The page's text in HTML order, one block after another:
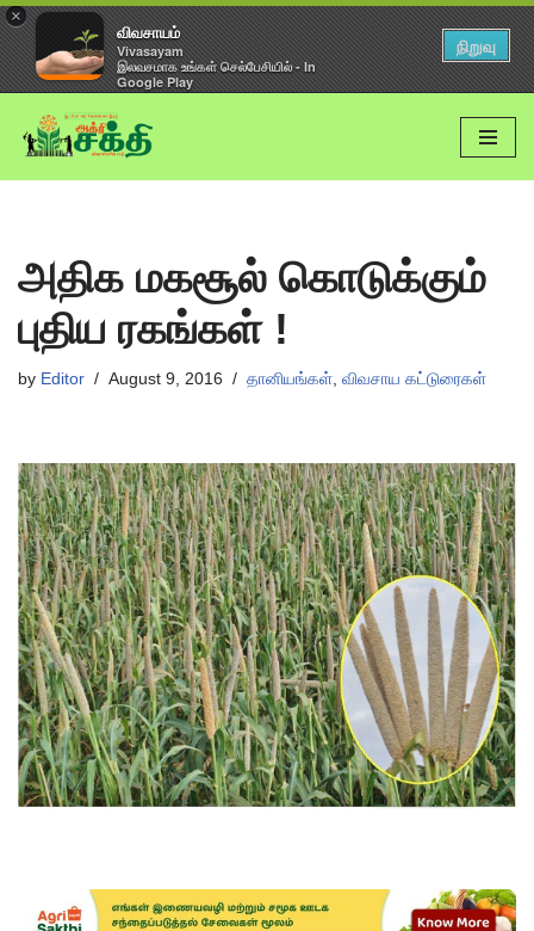
×
விவசாயம்
Vivasayam
இலவசமாக உங்கள் செல்பேசியில் - In
Google Play
நிறுவு
Skip
to
அதிக மகசூல் கொடுக்கும்
புதிய ரகங்கள் !
by Editor August 9, 2016 தானியங்கள், விவசாய கட்டுரைகள்